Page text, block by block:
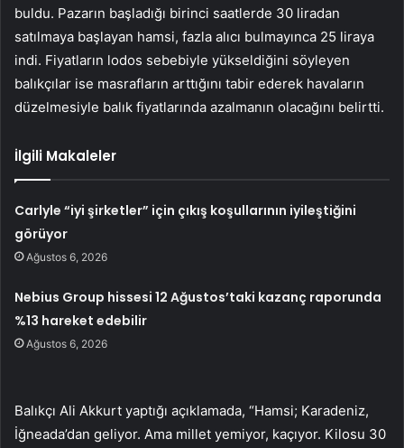
buldu. Pazarın başladığı birinci saatlerde 30 liradan
satılmaya başlayan hamsi, fazla alıcı bulmayınca 25 liraya
indi. Fiyatların lodos sebebiyle yükseldiğini söyleyen
balıkçılar ise masrafların arttığını tabir ederek havaların
düzelmesiyle balık fiyatlarında azalmanın olacağını belirtti.
İlgili Makaleler
Carlyle “iyi şirketler” için çıkış koşullarının iyileştiğini
görüyor
Ağustos 6, 2026
Nebius Group hissesi 12 Ağustos’taki kazanç raporunda
%13 hareket edebilir
Ağustos 6, 2026
Balıkçı Ali Akkurt yaptığı açıklamada, “Hamsi; Karadeniz,
İğneada’dan geliyor. Ama millet yemiyor, kaçıyor. Kilosu 30